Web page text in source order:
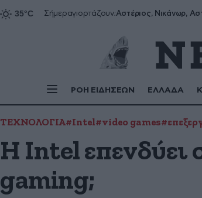
Σήμεραγιορτάζουν:Αστέριος, Νικάνωρ,
ΡΟΗ ΕΙΔΗΣΕΩΝ ΕΛΛΑΔΑ
ΤΕΧΝΟΛΟΓΙΑ#Intel#video games
Η Intel επενδύει
gaming;